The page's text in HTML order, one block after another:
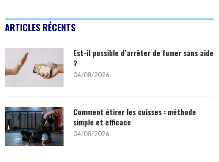
ARTICLES RÉCENTS
Est-il possible d’arrêter de fumer sans aide
?
04/08/2026
Comment étirer les cuisses : méthode
simple et efficace
04/08/2026